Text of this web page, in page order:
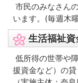
市民のみなさん
います。(毎週木
生活福祉
低所得の世帯や
援資金など）の貸